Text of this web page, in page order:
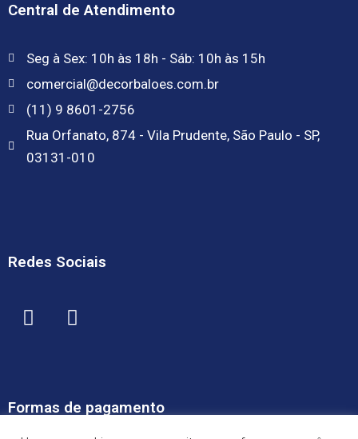
Central de Atendimento
Seg à Sex: 10h às 18h - Sáb: 10h às 15h
comercial@decorbaloes.com.br
(11) 9 8601-2756
Rua Orfanato, 874 - Vila Prudente, São Paulo - SP,
03131-010
Redes Sociais
Formas de pagamento